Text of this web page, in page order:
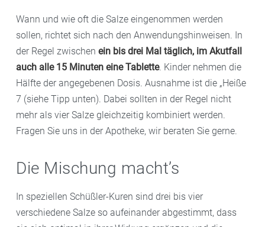
Wann und wie oft die Salze eingenommen werden
sollen, richtet sich nach den Anwendungshinweisen. In
der Regel zwischen ein bis drei Mal täglich, im Akutfall
auch alle 15 Minuten eine Tablette. Kinder nehmen die
Hälfte der angegebenen Dosis. Ausnahme ist die „Heiße
7 (siehe Tipp unten). Dabei sollten in der Regel nicht
mehr als vier Salze gleichzeitig kombiniert werden.
Fragen Sie uns in der Apotheke, wir beraten Sie gerne.
Die Mischung macht’s
In speziellen Schüßler-Kuren sind drei bis vier
verschiedene Salze so aufeinander abgestimmt, dass